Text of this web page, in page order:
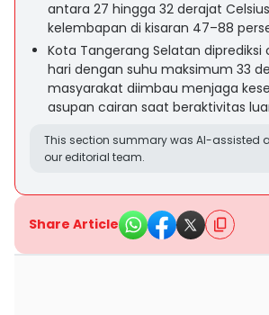
antara 27 hingga 32 derajat
kelembapan di kisaran 47–88
Kota Tangerang Selatan diprediksi
hari dengan suhu maksimum 33
masyarakat diimbau menjaga
asupan cairan saat beraktivitas
This section summary was AI-assisted
our editorial team.
Share Article